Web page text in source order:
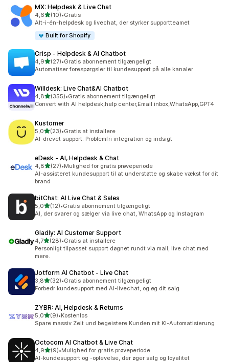
MX: Helpdesk & Live Chat
4,6ud af 5 stjerner
(10)
10 anmeldelser i alt
•Gratis
Alt-i-én-helpdesk og livechat, der styrker supportteamet
Built for Shopify
Crisp ‑ Helpdesk & AI Chatbot
4,9ud af 5 stjerner
(27)
27 anmeldelser i alt
•Gratis abonnement tilgængeligt
Automatiser forespørgsler til kundesupport på alle kanaler
Willdesk: Live Chat&AI Chatbot
4,8ud af 5 stjerner
(355)
355 anmeldelser i alt
•Gratis abonnement tilgængeligt
Convert with AI helpdesk,help center,Email inbox,WhatsApp,GPT4
Kustomer
5,0ud af 5 stjerner
(23)
23 anmeldelser i alt
•Gratis at installere
AI-drevet support: Problemfri integration og indsigt
eDesk ‑ AI, Helpdesk & Chat
4,8ud af 5 stjerner
(27)
27 anmeldelser i alt
•Mulighed for gratis prøveperiode
AI-assisteret kundesupport til at understøtte og skabe vækst for dit
brand
bitChat: AI Live Chat & Sales
5,0ud af 5 stjerner
(12)
12 anmeldelser i alt
•Gratis abonnement tilgængeligt
AI, der svarer og sælger via live chat, WhatsApp og Instagram
Gladly: AI Customer Support
4,7ud af 5 stjerner
(28)
28 anmeldelser i alt
•Gratis at installere
Personligt tilpasset support døgnet rundt via mail, live chat med
mere.
Jotform AI Chatbot ‑ Live Chat
3,8ud af 5 stjerner
(32)
32 anmeldelser i alt
•Gratis abonnement tilgængeligt
Forbedr kundesupport med AI-livechat, og øg dit salg
ZYBR: AI, Helpdesk & Returns
5,0ud af 5 stjerner
(9)
9 anmeldelser i alt
•Kostenlos
Spare massiv Zeit und begeistere Kunden mit KI-Automatisierung
Octocom AI Chatbot & Live Chat
4,9ud af 5 stjerner
(9)
9 anmeldelser i alt
•Mulighed for gratis prøveperiode
AI-kundesupport og -oplevelse, der øger salg og loyalitet